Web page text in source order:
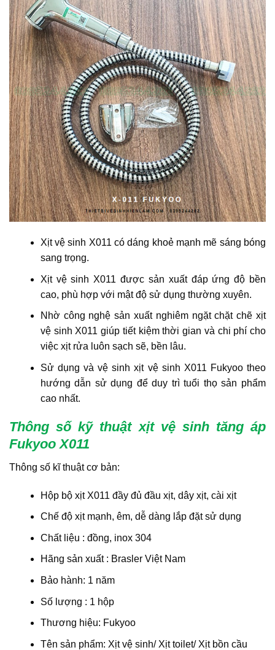
Xịt vệ sinh X011 có dáng khoẻ mạnh mẽ sáng bóng
sang trọng.
Xịt vệ sinh X011 được sản xuất đáp ứng độ bền
cao, phù hợp với mật độ sử dụng thường xuyên.
Nhờ công nghệ sản xuất nghiêm ngặt chặt chẽ xịt
vệ sinh X011 giúp tiết kiệm thời gian và chi phí cho
việc xịt rửa luôn sạch sẽ, bền lâu.
Sử dụng và vệ sinh xịt vệ sinh X011 Fukyoo theo
hướng dẫn sử dụng để duy trì tuổi thọ sản phẩm
cao nhất.
Thông số kỹ thuật xịt vệ sinh tăng áp
Fukyoo X011
Thông số kĩ thuật cơ bản:
Hộp bộ xịt X011 đầy đủ đầu xịt, dây xịt, cài xịt
Chế độ xịt mạnh, êm, dễ dàng lắp đặt sử dụng
Chất liệu : đồng, inox 304
Hãng sản xuất : Brasler Việt Nam
Bảo hành: 1 năm
Số lượng : 1 hộp
Thương hiệu: Fukyoo
Tên sản phẩm: Xịt vệ sinh/ Xịt toilet/ Xịt bồn cầu